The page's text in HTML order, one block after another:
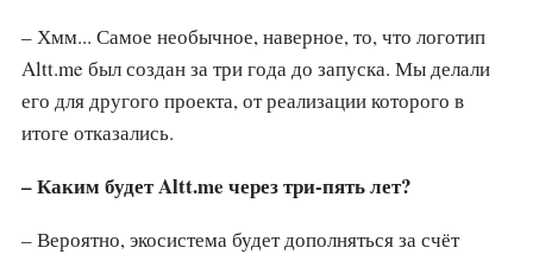
– Хмм... Самое необычное, наверное, то, что логотип
Altt.me был создан за три года до запуска. Мы делали
его для другого проекта, от реализации которого в
итоге отказались.
– Каким будет Altt.me через три-пять лет?
– Вероятно, экосистема будет дополняться за счёт